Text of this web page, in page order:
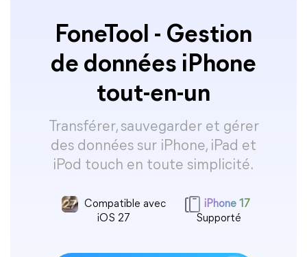
FoneTool - Gestion
de données iPhone
tout-en-un
Transférer, sauvegarder et gérer
des données sur iPhone, iPad et
iPod touch en toute simplicité.
Compatible avec
iOS 27
iPhone 17
Supporté